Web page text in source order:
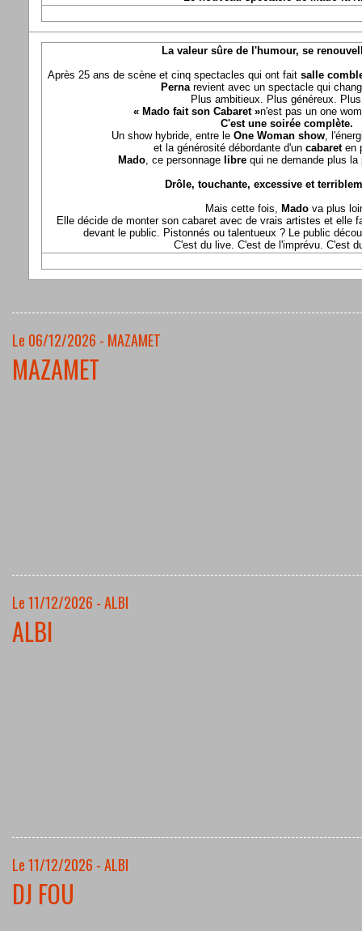
La valeur sûre de l'humour, se
Après 25 ans de scène et cinq spectacles qui ont fait salle
Pernarevient avec un spectacle qui
Plus ambitieux. Plus généreux.
« Mado fait son Cabaret »n'est pas un one
C'est une soirée complète.
Un show hybride, entre le One Woman show,
et la générosité débordante d'un cabaret en
Mado, ce personnage librequi ne demande plus la
Drôle, touchante, excessive et
Mais cette fois, Mado va plus
Elle décide de monter son cabaret avec de vrais artistes et elle
devant le public. Pistonnés ou talentueux ? Le public
C'est du live. C'est de l'imprévu. C'est
Le 06/12/2026 - MAZAMET
MAZAMET
Le 11/12/2026 - ALBI
ALBI
Le 11/12/2026 - ALBI
DJ FOU